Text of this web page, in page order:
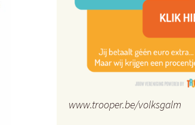
www.trooper.be/volksgalm